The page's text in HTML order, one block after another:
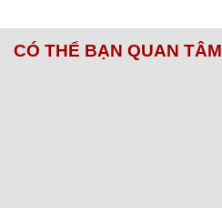
CÓ THỂ BẠN QUAN TÂM